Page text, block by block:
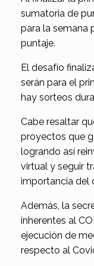
sumatoria de
para la semana
puntaje.
El desafío
serán para el
hay sorteos
Cabe resaltar
proyectos que
logrando así
virtual y seguir
importancia del
Además, la
inherentes al
ejecución de
respecto al